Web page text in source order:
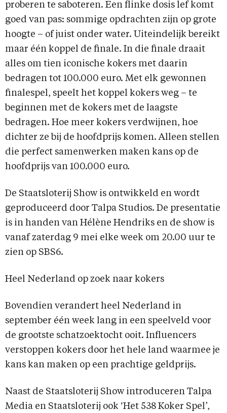
proberen te saboteren. Een flinke dosis lef komt
goed van pas: sommige opdrachten zijn op grote
hoogte – of juist onder water. Uiteindelijk bereikt
maar één koppel de finale. In die finale draait
alles om tien iconische kokers met daarin
bedragen tot 100.000 euro. Met elk gewonnen
finalespel, speelt het koppel kokers weg – te
beginnen met de kokers met de laagste
bedragen. Hoe meer kokers verdwijnen, hoe
dichter ze bij de hoofdprijs komen. Alleen stellen
die perfect samenwerken maken kans op de
hoofdprijs van 100.000 euro.
De Staatsloterij Show is ontwikkeld en wordt
geproduceerd door Talpa Studios. De presentatie
is in handen van Hélène Hendriks en de show is
vanaf zaterdag 9 mei elke week om 20.00 uur te
zien op SBS6.
Heel Nederland op zoek naar kokers
Bovendien verandert heel Nederland in
september één week lang in een speelveld voor
de grootste schatzoektocht ooit. Influencers
verstoppen kokers door het hele land waarmee je
kans kan maken op een prachtige geldprijs.
Naast de Staatsloterij Show introduceren Talpa
Media en Staatsloterij ook ‘Het 538 Koker Spel’,